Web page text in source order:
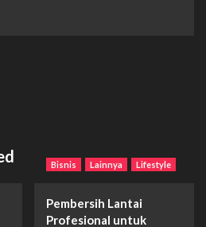
Bisnis Lainnya Lifestyle
Pembersih Lantai
Profesional untuk